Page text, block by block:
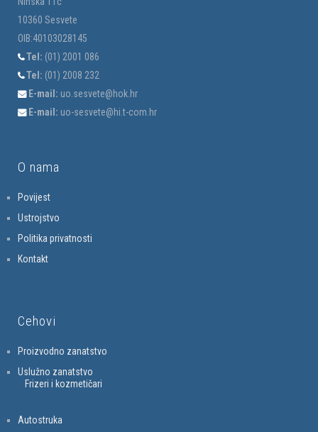
10360 Sesvete
OIB:40103028145
Tel: (01) 2001 086
Tel: (01) 2008 232
E-mail: uo.sesvete@hok.hr
E-mail: uo-sesvete@hi.t-com.hr
O nama
Povijest
Ustrojstvo
Politika privatnosti
Kontakt
Cehovi
Proizvodno zanatstvo
Uslužno zanatstvo
Frizeri i kozmetičari
Autostruka